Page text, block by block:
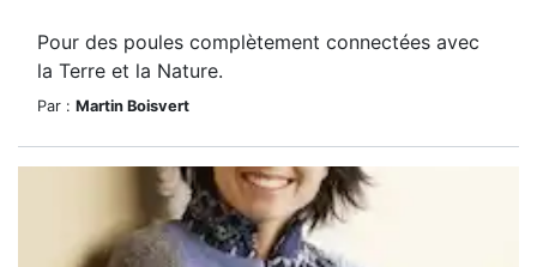
Pour des poules complètement connectées avec
la Terre et la Nature.
Par : Martin Boisvert